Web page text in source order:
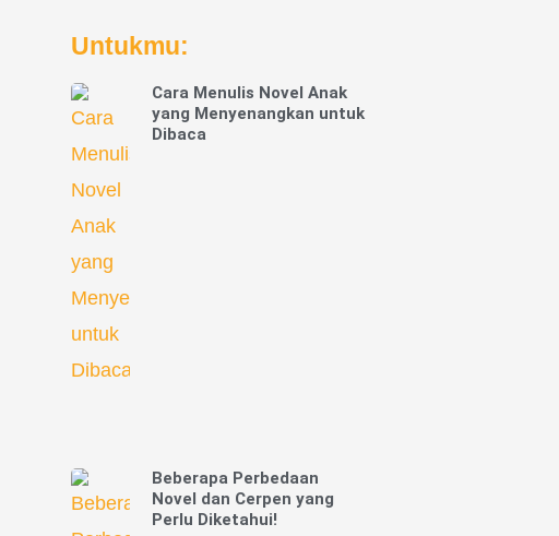
Untukmu:
Cara Menulis Novel Anak
yang Menyenangkan untuk
Dibaca
Beberapa Perbedaan
Novel dan Cerpen yang
Perlu Diketahui!